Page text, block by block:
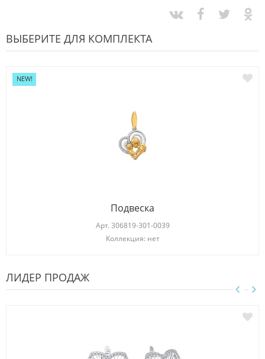
ВЫБЕРИТЕ ДЛЯ КОМПЛЕКТА
NEW!
Подвеска
Арт. 306819-301-0039
Коллекция: нет
ЛИДЕР ПРОДАЖ